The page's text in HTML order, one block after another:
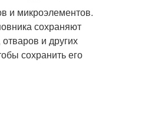
и микроэлементов.
сохраняют
и других
сохранить его